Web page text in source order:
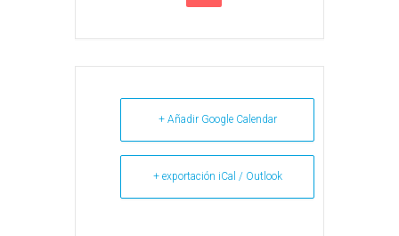
+ Añadir Google Calendar
+ exportación iCal / Outlook